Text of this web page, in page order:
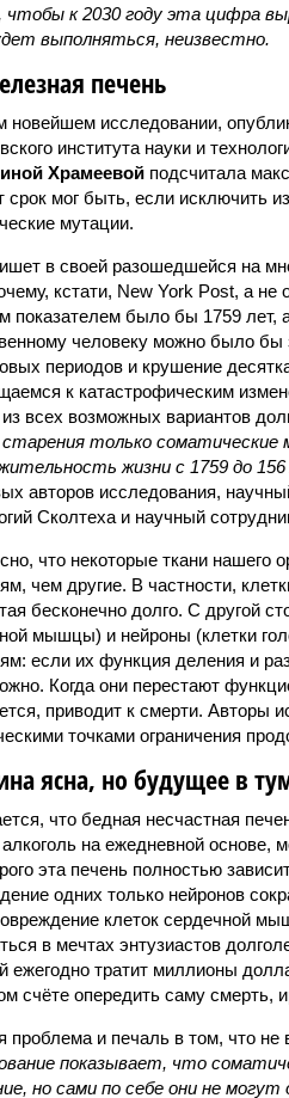
чтобы к 2030 году эта цифра
выполняться, неизвестно.
печень
новейшем исследовании,
института науки и
Храмеевойподсчитала
срок мог быть, если исключить
мутации.
в своей разошедшейся на
кстати, New York Post, а
показателем было бы 1759
человеку можно было бы
периодов и крушение
к катастрофическим
всех возможных вариантов
старения только
жизни с 1759 до
авторов исследования,
Сколтеха и научный
что некоторые ткани нашего
чем другие. В частности,
бесконечно долго. С другой
мышцы) и нейроны (клетки
если их функция деления и
Когда они перестают
приводит к смерти. Авторы
точками ограничения
ясна, но будущее в
что бедная несчастная
на ежедневной основе,
эта печень полностью
одних только нейронов
клеток сердечной
в мечтах энтузиастов
ежегодно тратит миллионы
счёте опередить саму смерть,
проблема и печаль в том, что
показывает, что
но сами по себе они не